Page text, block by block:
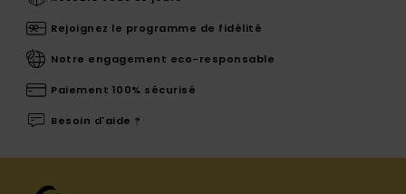
Rejoignez le programme de fidélité
Notre engagement eco-responsable
Paiement 100% sécurisé
Besoin d'aide ?